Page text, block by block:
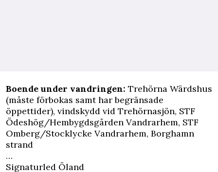
Boende under vandringen: Trehörna Wärdshus
(måste förbokas samt har begränsade
öppettider), vindskydd vid Trehörnasjön, STF
Ödeshög/Hembygdsgården Vandrarhem, STF
Omberg/Stocklycke Vandrarhem, Borghamn
strand
…
Signaturled Öland